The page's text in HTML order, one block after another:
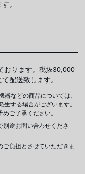
。
おります。税抜30,000
配送致します。
などの商品については、
する場合がございます。
ご了承ください。
別途お問い合わせくださ
負担とさせていただきま